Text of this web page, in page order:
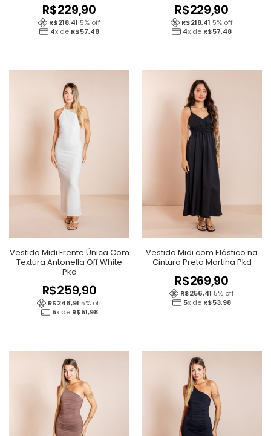
R$229,90
R$218,41 5% off
4x de R$57,48
R$229,90
R$218,41 5% off
4x de R$57,48
Vestido Midi Frente Única Com
Textura Antonella Off White
Pkd
R$259,90
R$246,91 5% off
5x de R$51,98
Vestido Midi com Elástico na
Cintura Preto Martina Pkd
R$269,90
R$256,41 5% off
5x de R$53,98